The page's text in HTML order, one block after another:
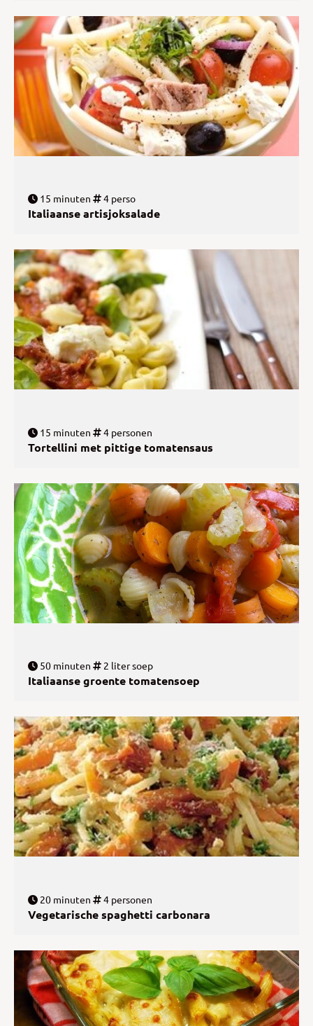
15 minuten 4 perso
Italiaanse artisjoksalade
15 minuten 4 personen
Tortellini met pittige tomatensaus
50 minuten 2 liter soep
Italiaanse groente tomatensoep
20 minuten 4 personen
Vegetarische spaghetti carbonara